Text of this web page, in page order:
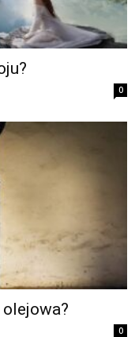
0
0